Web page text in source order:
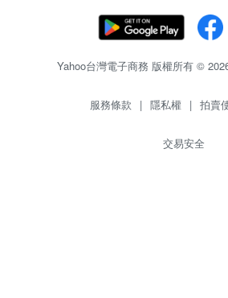
Yahoo台灣電子商務 版權所有 ©
服務條款 | 隱私權 | 拍賣
交易安全